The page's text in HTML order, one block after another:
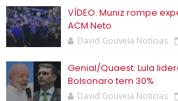
VÍDEO: Muniz rompe
ACM Neto
David Gouveia Notícias
Genial/Quaest: Lula
Bolsonaro tem 30%
David Gouveia Notícias